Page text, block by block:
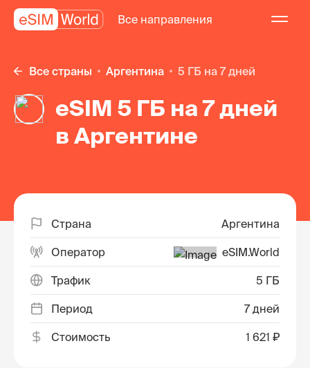
Все направления
Все страны Аргентина 5 ГБ на 7 дней
eSIM 5 ГБ на 7 дней
в Аргентине
Страна Аргентина
Оператор eSIM.World
Трафик 5 ГБ
Период 7 дней
Стоимость 1 621 ₽